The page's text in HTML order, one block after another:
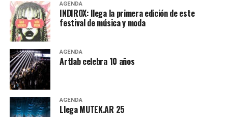
AGENDA
INDIROX: llega la primera edición de este
festival de música y moda
AGENDA
Artlab celebra 10 años
AGENDA
Llega MUTEK.AR 25